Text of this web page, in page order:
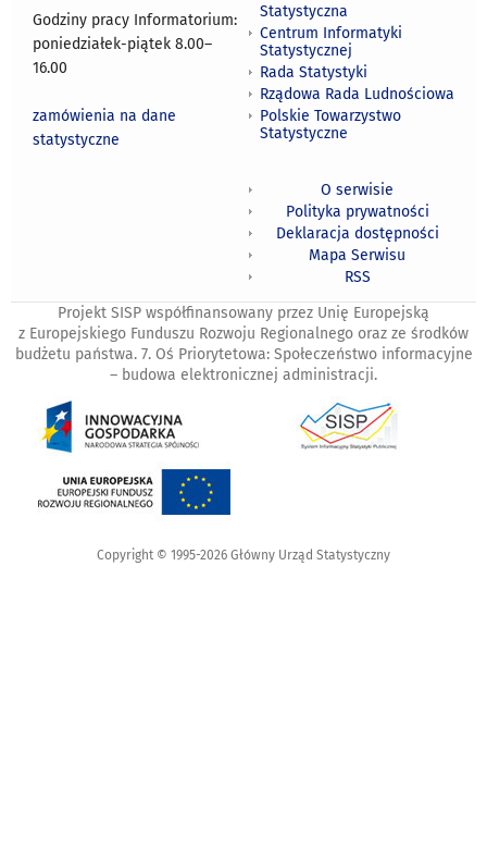
Godziny pracy Informatorium:
poniedziałek-piątek 8.00–
16.00
zamówienia na dane
statystyczne
Statystyczna
Centrum Informatyki
Statystycznej
Rada Statystyki
Rządowa Rada Ludnościowa
Polskie Towarzystwo
Statystyczne
O serwisie
Polityka prywatności
Deklaracja dostępności
Mapa Serwisu
RSS
Projekt SISP współfinansowany przez Unię Europejską
z Europejskiego Funduszu Rozwoju Regionalnego oraz ze środków
budżetu państwa. 7. Oś Priorytetowa: Społeczeństwo informacyjne
– budowa elektronicznej administracji.
Copyright © 1995-2026 Główny Urząd Statystyczny